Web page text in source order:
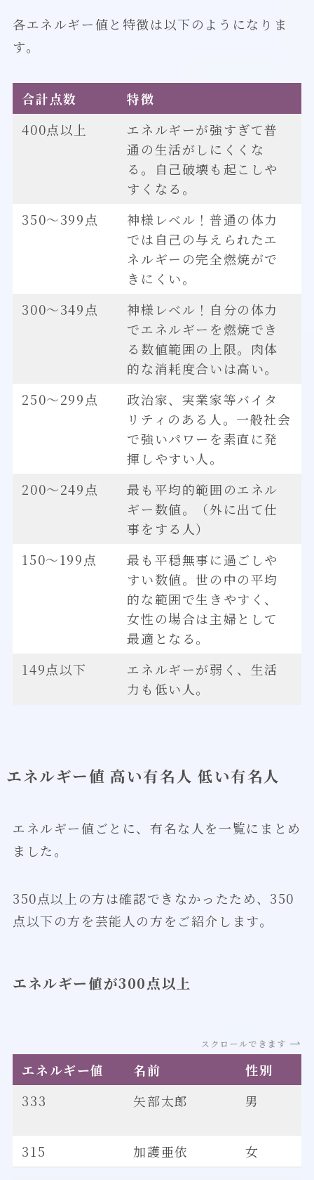
各エネルギー値と特徴は以下のようになりま
す。
合計点数
特徴
400点以上
エネルギーが強すぎて普
通の生活がしにくくな
る。自己破壊も起こしや
すくなる。
350～399点
神様レベル！普通の体力
では自己の与えられたエ
ネルギーの完全燃焼がで
きにくい。
300～349点
神様レベル！自分の体力
でエネルギーを燃焼でき
る数値範囲の上限。肉体
的な消耗度合いは高い。
250～299点
政治家、実業家等バイタ
リティのある人。一般社会
で強いパワーを素直に発
揮しやすい人。
200～249点
最も平均的範囲のエネル
ギー数値。（外に出て仕
事をする人）
150～199点
最も平穏無事に過ごしや
すい数値。世の中の平均
的な範囲で生きやすく、
女性の場合は主婦として
最適となる。
149点以下
エネルギーが弱く、生活
力も低い人。
エネルギー値 高い有名人 低い有名人
エネルギー値ごとに、有名な人を一覧にまとめ
ました。
350点以上の方は確認できなかったため、350
点以下の方を芸能人の方をご紹介します。
エネルギー値が300点以上
スクロールできます
エネルギー値 名前
性別
333
矢部太郎 男
315 加護亜依 女